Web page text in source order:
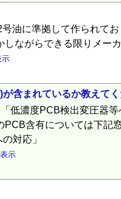
油に準拠して作られて
ながらできる限りメー
示
含まれているか教えて
低濃度PCB検出変圧器等
含有については下記
対応」
示